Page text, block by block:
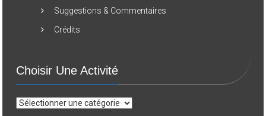
Suggestions & Commentaires
Crédits
Choisir Une Activité
Choisir